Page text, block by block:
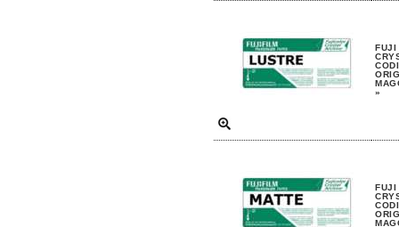
FUJI
»
FUJI